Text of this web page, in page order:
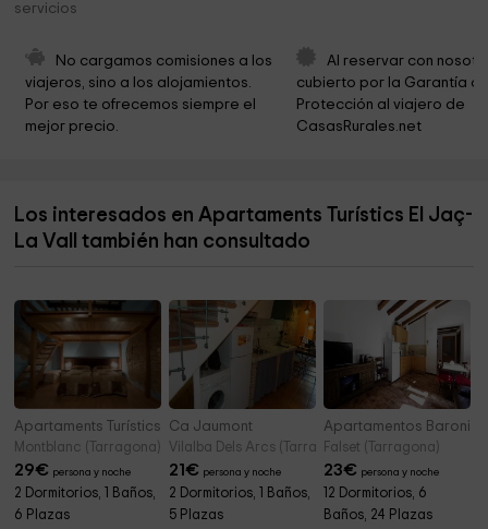
Museu del Pessebre de Catalunya
Antigüa Iglesia de Sant Francesc
Iglesia de Sant Marçal
El Foradot 0,3 km
Comunidad Vedruna 0,6 km
servicios
No cargamos comisiones a los
viajeros, sino a los alojamientos.
Por eso te ofrecemos siempre el
mejor precio.
Al reservar con
cubierto por la Garantía
Protección al viajero de
CasasRurales.net
Los interesados en Apartaments Turístics El Jaç-
La Vall también han consultado
Apartaments Turístics El Jaç- El Titllar
Montblanc (Tarragona)
29€ persona y noche
2 Dormitorios, 1 Baños,
6 Plazas
Ca Jaumont
Vilalba Dels Arcs (Tarragona)
21€ persona y noche
2 Dormitorios, 1 Baños,
5 Plazas
Apartamentos
Falset (Tarragona)
23€ persona y noche
12 Dormitorios, 6
Baños, 24 Plazas